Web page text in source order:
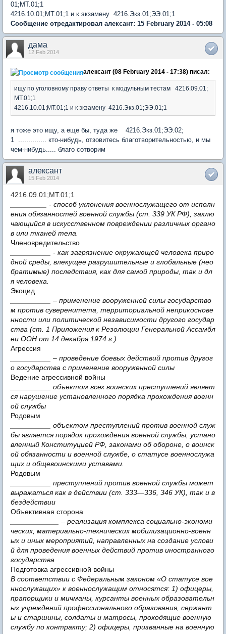
01;МТ.01;1
4216.10.01;МТ.01;1 и к экзамену 4216.Экз.01;ЭЭ.01;1
Сообщение отредактировал алексант: 15 February 2014 - 05:08
дама
12 Feb 2014
алексант (08 February 2014 - 17:38) писал:
ищу по уголовному праву ответы к модульным тестам 4216.09.01;
МТ.01;1
4216.10.01;МТ.01;1 и к экзамену 4216.Экз.01;ЭЭ.01;1
я тоже это ищу, а еще бы, туда же 4216.Экз.01;ЭЭ.02;
1 .............. кто-нибудь, отзовитесь благотворительностью, и мы
чем-нибудь..... благо сотворим
алексант
15 Feb 2014
4216.09.01;МТ.01;1
_________ - способ уклонения военнослужащего от исполн
ения обязанностей военной службы (ст. 339 УК РФ), заклю
чающийся в искусственном повреждении различных органо
в или тканей тела.
Членовредительство
__________ - как загрязнение окружающей человека приро
дной среды, влекущее разрушительные и глобальные (нео
братимые) последствия, как для самой природы, так и дл
я человека.
Экоцид
__________ – применение вооруженной силы государство
м против суверенитета, территориальной неприкоснове
нности или политической независимости другого государ
ства (ст. 1 Приложения к Резолюции Генеральной Ассамбл
еи ООН от 14 декабря 1974 г.)
Агрессия
__________ – проведение боевых действий против другог
о государства с применение вооруженной силы
Ведение агрессивной войны
__________ объектом всех воинских преступлений являет
ся нарушение установленного порядка прохождения военн
ой службы
Родовым
__________ объектом преступлений против военной служ
бы является порядок прохождения военной службы, устано
вленный Конституцией РФ, законами об обороне, о воинск
ой обязанности и военной службе, о статусе военнослужа
щих и общевоинскими уставами.
Родовым
__________ преступлений против военной службы может
выражаться как в действии (ст. 333—336, 346 УК), так и в
бездействии
Объективная сторона
____________ – реализация комплекса социально-экономи
ческих, материально-технических мобилизационно-военн
ых и иных мероприятий, направленных на создание услови
й для проведения военных действий против иностранного
государства
Подготовка агрессивной войны
В соответствии с Федеральным законом «О статусе вое
ннослужащих» к военнослужащим относятся: 1) офицеры,
прапорщики и мичманы, курсанты военных образовательн
ых учреждений профессионального образования, сержант
ы и старшины, солдаты и матросы, проходящие военную
службу по контракту; 2) офицеры, призванные на военную